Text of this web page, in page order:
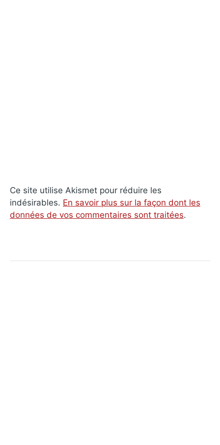
Ce site utilise Akismet pour réduire les
indésirables. En savoir plus sur la façon dont les
données de vos commentaires sont traitées.